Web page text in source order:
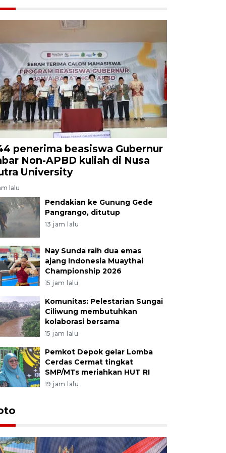
penerima beasiswa Gubernur
Non-APBD kuliah di Nusa
University
lalu
Pendakian ke Gunung Gede
Pangrango, ditutup
13 jam lalu
Nay Sunda raih dua emas
ajang Indonesia Muaythai
Championship 2026
15 jam lalu
Komunitas: Pelestarian Sungai
Ciliwung membutuhkan
kolaborasi bersama
15 jam lalu
Pemkot Depok gelar Lomba
Cerdas Cermat tingkat
SMP/MTs meriahkan HUT RI
19 jam lalu